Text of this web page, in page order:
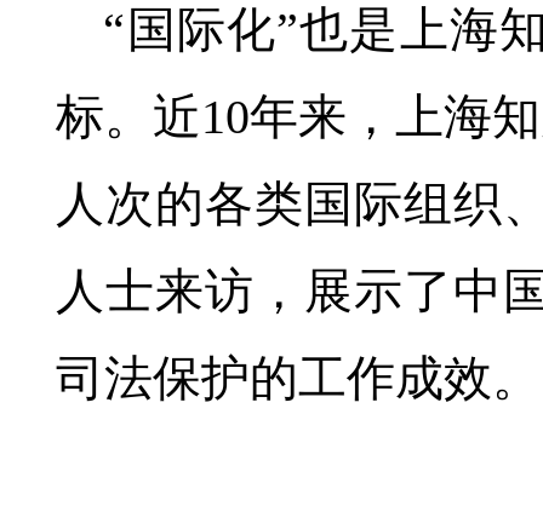
“国际化”也是上海
标。近10年来，上海
人次的各类国际组织
人士来访，展示了中
司法保护的工作成效。